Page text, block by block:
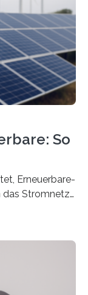
eine Laufzeit
von rund 2,9
durch das
So
Erneuerbare-
das Stromnetz
hinkt
in einem
– inklusive der